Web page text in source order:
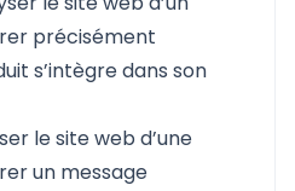
précisément
s’intègre dans son
le site web d’une
un message